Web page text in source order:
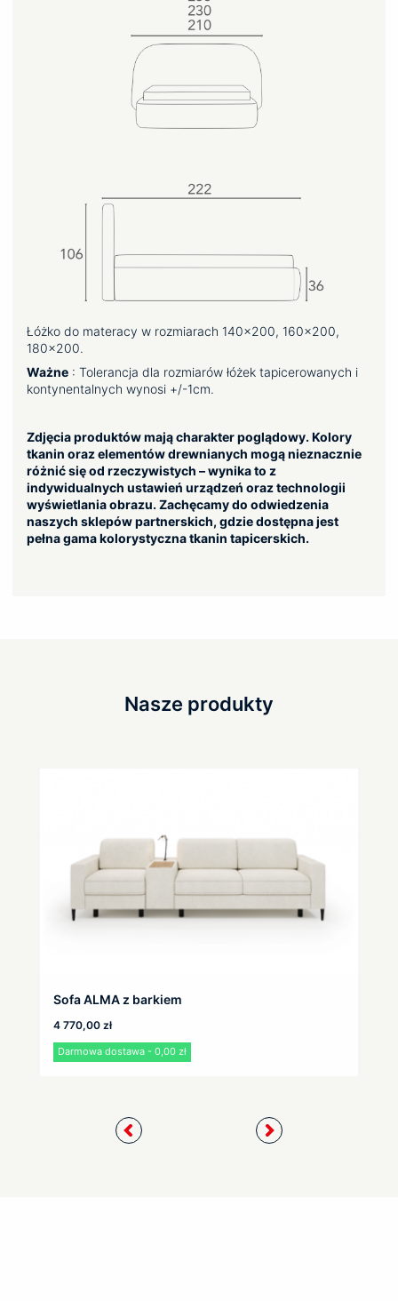
Łóżko do materacy w rozmiarach 140×200, 160×200,
180×200.
Ważne : Tolerancja dla rozmiarów łóżek tapicerowanych i
kontynentalnych wynosi +/-1cm.
Zdjęcia produktów mają charakter poglądowy. Kolory
tkanin oraz elementów drewnianych mogą nieznacznie
różnić się od rzeczywistych – wynika to z
indywidualnych ustawień urządzeń oraz technologii
wyświetlania obrazu. Zachęcamy do odwiedzenia
naszych sklepów partnerskich, gdzie dostępna jest
pełna gama kolorystyczna tkanin tapicerskich.
Nasze produkty
Sofa ALMA z barkiem
4 770,00 zł
Darmowa dostawa - 0,00 zł